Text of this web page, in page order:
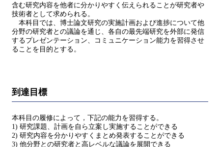
含む研究内容を他者に分かりやすく伝えられることが研究者や
技術者として求められる。
本科目では、博士論文研究の実施計画および進捗について他
分野の研究者との議論を通じ、各自の最先端研究を外部に発信
するプレゼンテーション、コミュニケーション能力を習得させ
ることを目的とする。
到達目標
本科目の履修によって，下記の能力を習得する。
1) 研究課題、計画を自ら立案し実施することができる
2) 研究内容を分かりやすくまとめ発表することができる
3) 他分野との研究者と高レベルな議論を展開できる